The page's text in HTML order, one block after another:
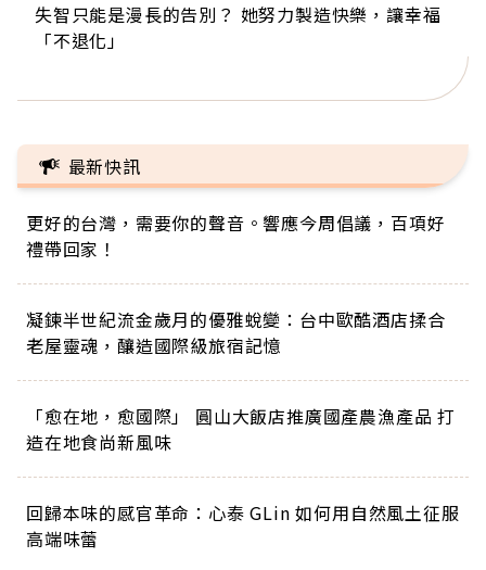
失智只能是漫長的告別？ 她努力製造快樂，讓幸福
「不退化」
來自剛果的巧克力神父 為台灣奉獻36年 「台灣是我
的家，我連作夢都講台語！」
63歲卸矽谷副總、搬回台灣找快樂！「蛋黃哥小
丑」走進安養院，逗樂上萬爺奶：退休後才開始真
104歲打破金氏世界紀錄 成為全球最年長羽球選
手，分享長壽的秘密原來是「這個」
事業巔峰他選擇追夢…黑手阿伯拉小提琴還登上小
巨蛋！連CNN都大讚！
最新快訊
更好的台灣，需要你的聲音。響應今周倡議，百項好
禮帶回家！
凝鍊半世紀流金歲月的優雅蛻變：台中歐酷酒店揉合
老屋靈魂，釀造國際級旅宿記憶
「愈在地，愈國際」 圓山大飯店推廣國產農漁產品 打
造在地食尚新風味
回歸本味的感官革命：心泰 GLin 如何用自然風土征服
高端味蕾